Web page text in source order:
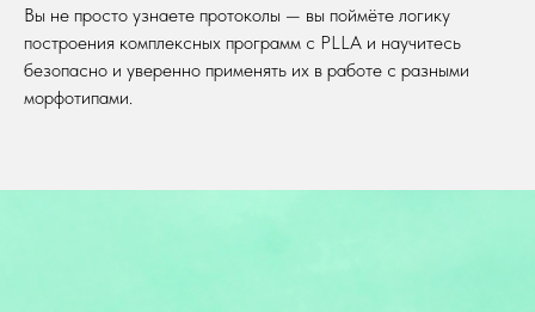
Вы не просто узнаете протоколы — вы поймёте логику
построения комплексных программ с PLLA и научитесь
безопасно и уверенно применять их в работе с разными
морфотипами.